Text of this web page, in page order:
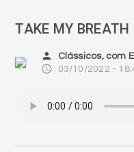
TAKE MY
person Clássicos, com
access_time 03/10/2022 -